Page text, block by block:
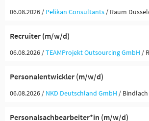
06.08.2026 / Pelikan Consultants / Raum
Recruiter (m/w/d)
06.08.2026 /TEAMProjekt Outsourcing GmbH /
Personalentwickler (m/w/d)
06.08.2026 / NKD Deutschland GmbH / Bindlach
Personalsachbearbeiter*in (m/w/d)